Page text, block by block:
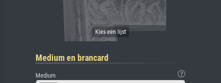
Medium en brancard
Medium